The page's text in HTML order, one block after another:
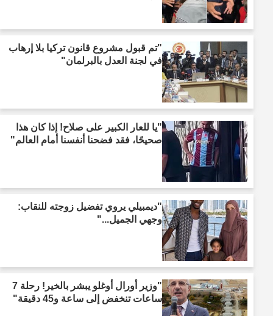
"تم قبول مشروع قانون تركيا بلا إرهاب
في لجنة العدل بالبرلمان"
"يا للعار الكبير على صلاح! إذا كان هذا
صحيحًا، فقد فضحنا أنفسنا أمام العالم"
"ديمبيلي يروي تفضيل زوجته للنقاب:
وجهي الجميل..."
"وزير أورال أوغلو يبشر بالخير! رحلة 7
ساعات تنخفض إلى ساعة و45 دقيقة"